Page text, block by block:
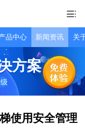
品中心 新闻资讯 关
方案
使用安全管理